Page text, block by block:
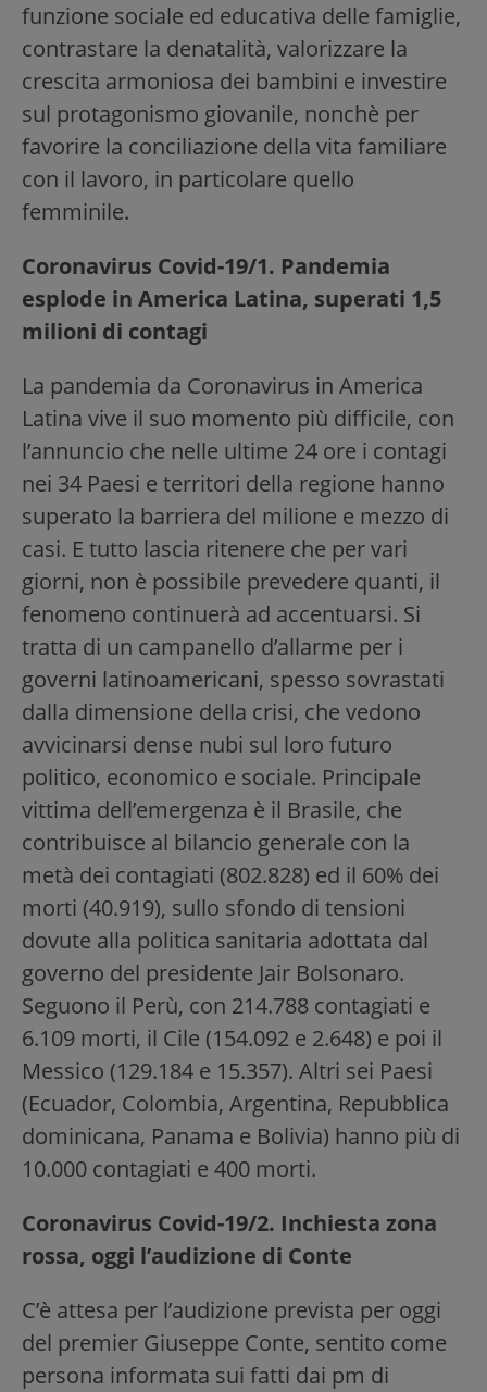
funzione sociale ed educativa delle famiglie,
contrastare la denatalità, valorizzare la
crescita armoniosa dei bambini e investire
sul protagonismo giovanile, nonchè per
favorire la conciliazione della vita familiare
con il lavoro, in particolare quello
femminile.
Coronavirus Covid-19/1. Pandemia
esplode in America Latina, superati 1,5
milioni di contagi
La pandemia da Coronavirus in America
Latina vive il suo momento più difficile, con
l’annuncio che nelle ultime 24 ore i contagi
nei 34 Paesi e territori della regione hanno
superato la barriera del milione e mezzo di
casi. E tutto lascia ritenere che per vari
giorni, non è possibile prevedere quanti, il
fenomeno continuerà ad accentuarsi. Si
tratta di un campanello d’allarme per i
governi latinoamericani, spesso sovrastati
dalla dimensione della crisi, che vedono
avvicinarsi dense nubi sul loro futuro
politico, economico e sociale. Principale
vittima dell’emergenza è il Brasile, che
contribuisce al bilancio generale con la
metà dei contagiati (802.828) ed il 60% dei
morti (40.919), sullo sfondo di tensioni
dovute alla politica sanitaria adottata dal
governo del presidente Jair Bolsonaro.
Seguono il Perù, con 214.788 contagiati e
6.109 morti, il Cile (154.092 e 2.648) e poi il
Messico (129.184 e 15.357). Altri sei Paesi
(Ecuador, Colombia, Argentina, Repubblica
dominicana, Panama e Bolivia) hanno più di
10.000 contagiati e 400 morti.
Coronavirus Covid-19/2. Inchiesta zona
rossa, oggi l’audizione di Conte
C’è attesa per l’audizione prevista per oggi
del premier Giuseppe Conte, sentito come
persona informata sui fatti dai pm di